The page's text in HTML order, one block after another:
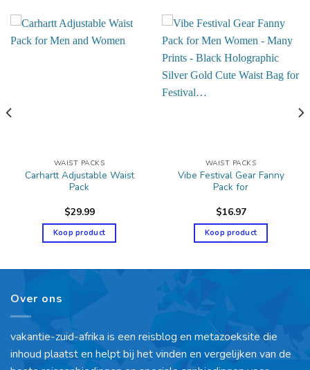
WAIST PACKS
Carhartt Adjustable Waist
Pack
$29.99
Koop product
WAIST PACKS
Vibe Festival Gear Fanny
Pack for
$16.97
Koop product
Over ons
vakantie-zuid-afrika is een reisblog en metazoeksite die
inhoud plaatst en helpt bij het vinden en vergelijken van de